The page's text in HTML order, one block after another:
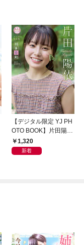
【デジタル限定 YJ PH
OTO BOOK】片田陽依
写真集「羽色日和」
1,320
新着